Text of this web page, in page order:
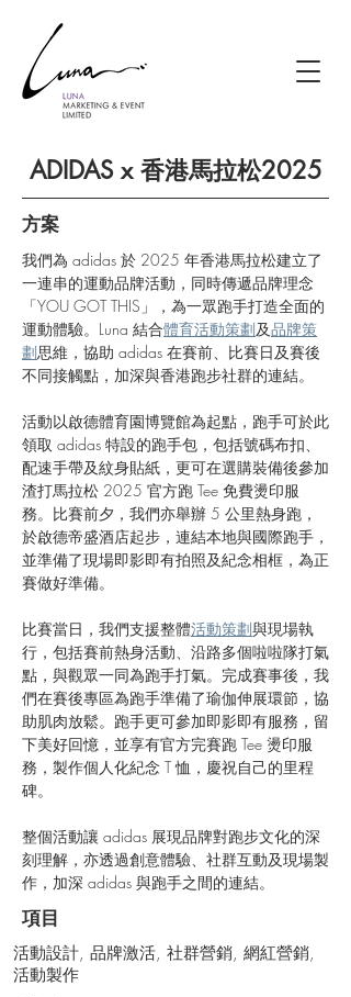
ADIDAS x 香港馬拉松2025
方案
我們為 adidas 於 2025 年香港馬拉松建立了
一連串的運動品牌活動，同時傳遞品牌理念
「YOU GOT THIS」，為一眾跑手打造全面的
運動體驗。Luna 結合體育活動策劃及品牌策
劃思維，協助 adidas 在賽前、比賽日及賽後
不同接觸點，加深與香港跑步社群的連結。
活動以啟德體育園博覽館為起點，跑手可於此
領取 adidas 特設的跑手包，包括號碼布扣、
配速手帶及紋身貼紙，更可在選購裝備後參加
渣打馬拉松 2025 官方跑 Tee 免費燙印服
務。比賽前夕，我們亦舉辦 5 公里熱身跑，
於啟德帝盛酒店起步，連結本地與國際跑手，
並準備了現場即影即有拍照及紀念相框，為正
賽做好準備。
比賽當日，我們支援整體活動策劃與現場執
行，包括賽前熱身活動、沿路多個啦啦隊打氣
點，與觀眾一同為跑手打氣。完成賽事後，我
們在賽後專區為跑手準備了瑜伽伸展環節，協
助肌肉放鬆。跑手更可參加即影即有服務，留
下美好回憶，並享有官方完賽跑 Tee 燙印服
務，製作個人化紀念 T 恤，慶祝自己的里程
碑。
整個活動讓 adidas 展現品牌對跑步文化的深
刻理解，亦透過創意體驗、社群互動及現場製
作，加深 adidas 與跑手之間的連結。
項目
活動設計, 品牌激活, 社群營銷, 網紅營銷,
活動製作